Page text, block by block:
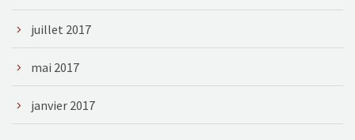
juillet 2017
mai 2017
janvier 2017